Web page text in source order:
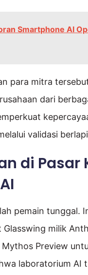
Smartphone AI
para mitra
dari
validasi
di Pasar
pemain tunggal.
Glasswing milik
Preview
laboratorium AI